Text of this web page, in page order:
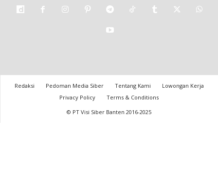
Redaksi Pedoman Media Siber Tentang Kami
Lowongan Kerja
Privacy Policy
Terms & Conditions
© PT Visi Siber Banten 2016-2025